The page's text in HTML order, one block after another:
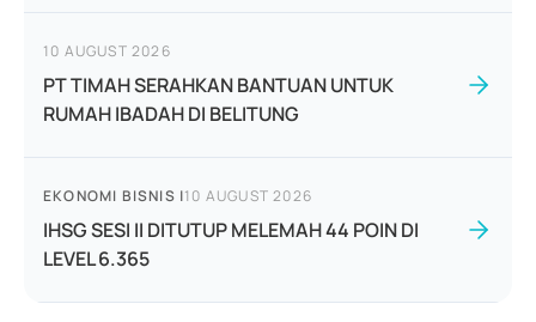
10 AUGUST 2026
PT TIMAH SERAHKAN BANTUAN UNTUK
RUMAH IBADAH DI BELITUNG
EKONOMI BISNIS |10 AUGUST 2026
IHSG SESI II DITUTUP MELEMAH 44 POIN DI
LEVEL 6.365